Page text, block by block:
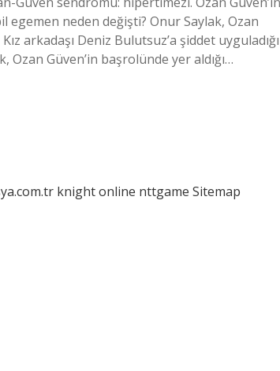
egemen neden değişti? Onur Saylak, Ozan
arkadaşı Deniz Bulutsuz’a şiddet uyguladığı
Ozan Güven’in başrolünde yer aldığı…
knight online nttgame Sitemap